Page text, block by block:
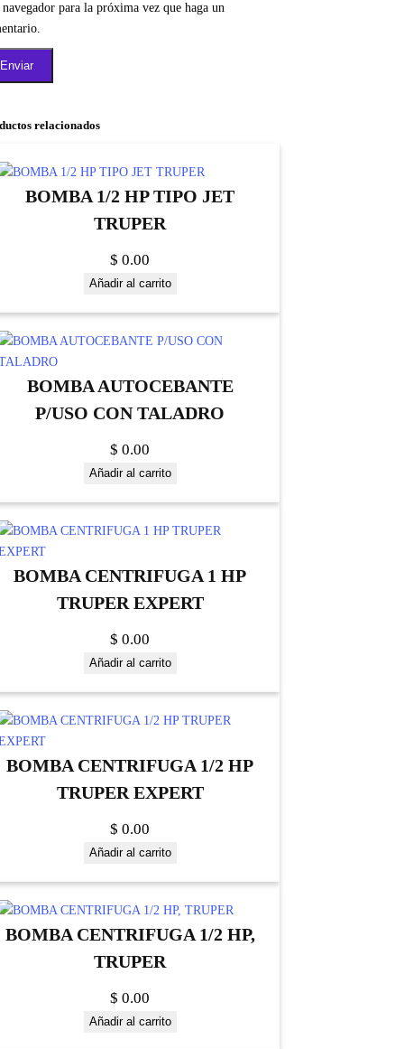
navegador para la próxima vez que haga un
relacionados
BOMBA 1/2 HP TIPO JET
TRUPER
$ 0.00
Añadir al carrito
BOMBA AUTOCEBANTE
P/USO CON TALADRO
$ 0.00
Añadir al carrito
BOMBA CENTRIFUGA 1 HP
TRUPER EXPERT
$ 0.00
Añadir al carrito
BOMBA CENTRIFUGA 1/2 HP
TRUPER EXPERT
$ 0.00
Añadir al carrito
BOMBA CENTRIFUGA 1/2 HP,
TRUPER
$ 0.00
Añadir al carrito